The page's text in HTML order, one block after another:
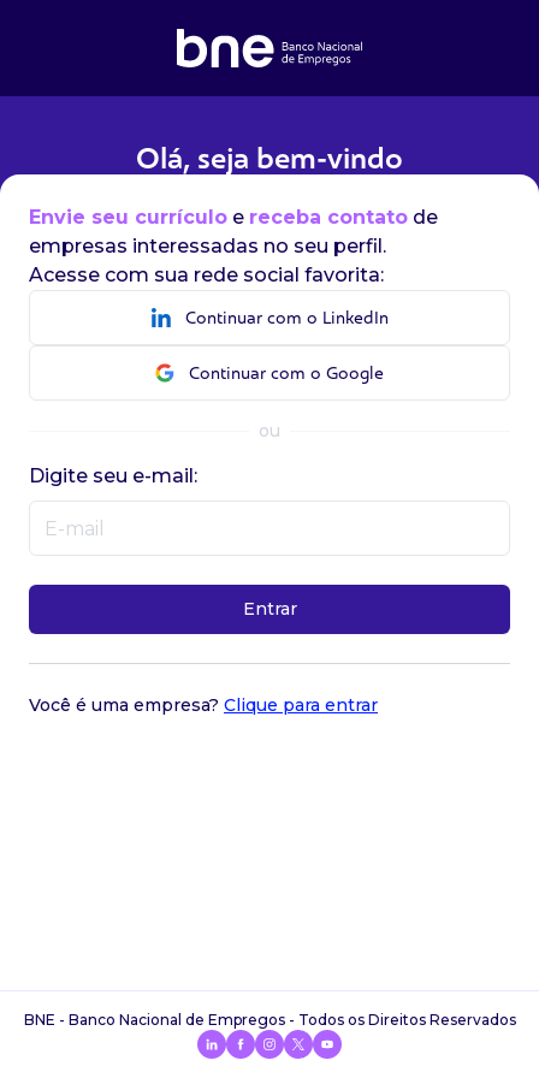
Olá, seja bem-vindo
Envie seu currículo e receba contato de
empresas interessadas no seu perfil.
Acesse com sua rede social favorita:
Continuar com o Google
Continuar com o LinkedIn
ou
Digite seu e-mail:
Entrar
Você é uma empresa? Clique para entrar
BNE - Banco Nacional de Empregos - Todos os Direitos Reservados